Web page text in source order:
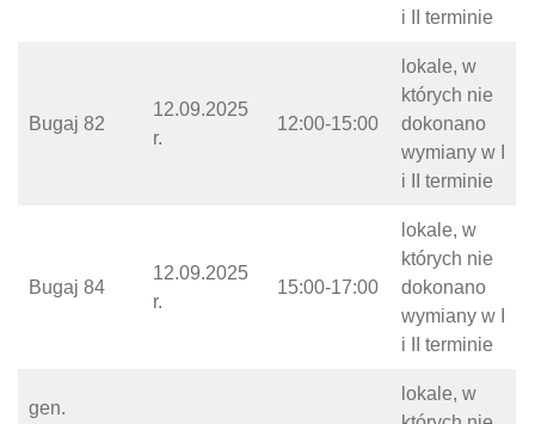
i II terminie
Bugaj 82
12.09.2025
r.
12:00-15:00
lokale, w
których nie
dokonano
wymiany w I
i II terminie
Bugaj 84
12.09.2025
r.
15:00-17:00
lokale, w
których nie
dokonano
wymiany w I
i II terminie
gen.
lokale, w